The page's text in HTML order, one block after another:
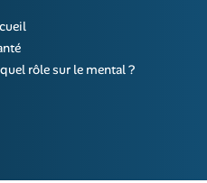
rôle sur le mental ?